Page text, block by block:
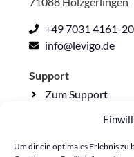
Um dir ein optimales Erlebnis zu
+49 7031 4161-20
info@levigo.de
Support
Zum Support
Rechtliche Seiten
Impressum